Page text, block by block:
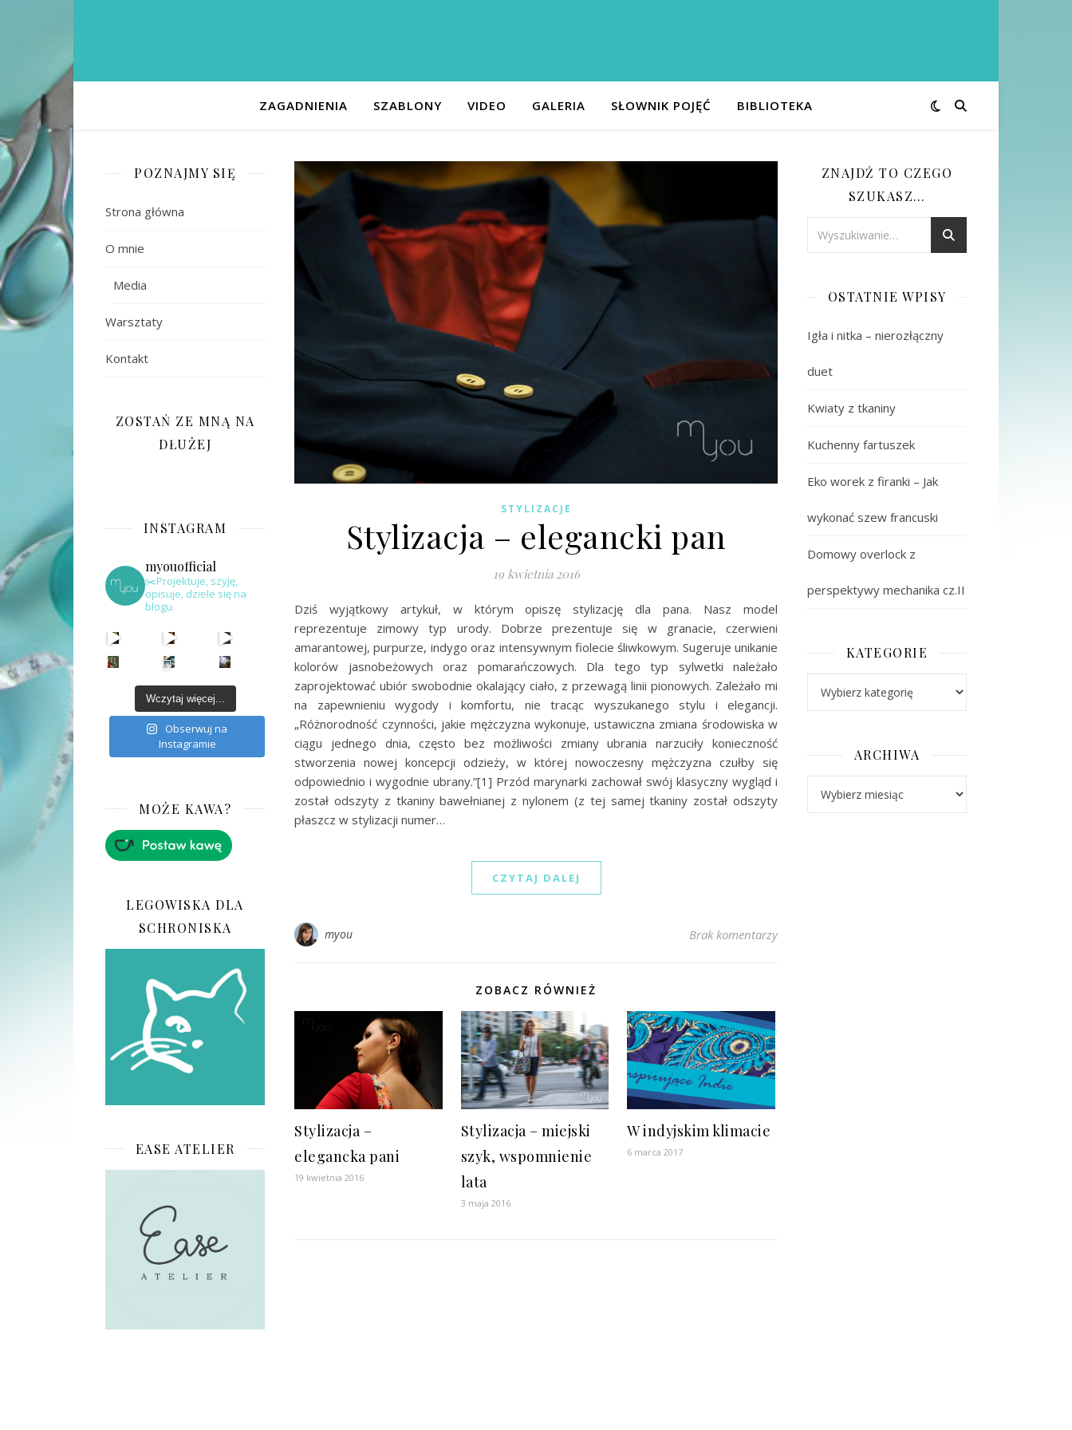
ZAGADNIENIA SZABLONY VIDEO GALERIA SŁOWNIK POJĘĆ BIBLIOTEKA
POZNAJMY SIĘ
Strona główna
O mnie
Media
Warsztaty
Kontakt
ZOSTAŃ ZE MNĄ NA
DŁUŻEJ
INSTAGRAM
myouofficial
✂️Projektuje, szyję,
opisuje, dziele się na
blogu.
Wczytaj więcej...
Obserwuj na
Instagramie
MOŻE KAWA?
LEGOWISKA DLA
SCHRONISKA
EASE ATELIER
STYLIZACJE
Stylizacja – elegancki pan
19 kwietnia 2016
Dziś wyjątkowy artykuł, w którym opiszę stylizację dla pana. Nasz model
reprezentuje zimowy typ urody. Dobrze prezentuje się w granacie, czerwieni
amarantowej, purpurze, indygo oraz intensywnym fiolecie śliwkowym. Sugeruje unikanie
kolorów jasnobeżowych oraz pomarańczowych. Dla tego typ sylwetki należało
zaprojektować ubiór swobodnie okalający ciało, z przewagą linii pionowych. Zależało mi
na zapewnieniu wygody i komfortu, nie tracąc wyszukanego stylu i elegancji.
„Różnorodność czynności, jakie mężczyzna wykonuje, ustawiczna zmiana środowiska w
ciągu jednego dnia, często bez możliwości zmiany ubrania narzuciły konieczność
stworzenia nowej koncepcji odzieży, w której nowoczesny mężczyzna czułby się
odpowiednio i wygodnie ubrany.”[1] Przód marynarki zachował swój klasyczny wygląd i
został odszyty z tkaniny bawełnianej z nylonem (z tej samej tkaniny został odszyty
płaszcz w stylizacji numer…
CZYTAJ DALEJ
myou Brak komentarzy
ZOBACZ RÓWNIEŻ
Stylizacja –
elegancka pani
19 kwietnia 2016
Stylizacja – miejski
szyk, wspomnienie
lata
3 maja 2016
W indyjskim klimacie
6 marca 2017
ZNAJDŹ TO CZEGO
SZUKASZ…
OSTATNIE WPISY
Igła i nitka – nierozłączny
duet
Kwiaty z tkaniny
Kuchenny fartuszek
Eko worek z firanki – Jak
wykonać szew francuski
Domowy overlock z
perspektywy mechanika cz.II
KATEGORIE
ARCHIWA